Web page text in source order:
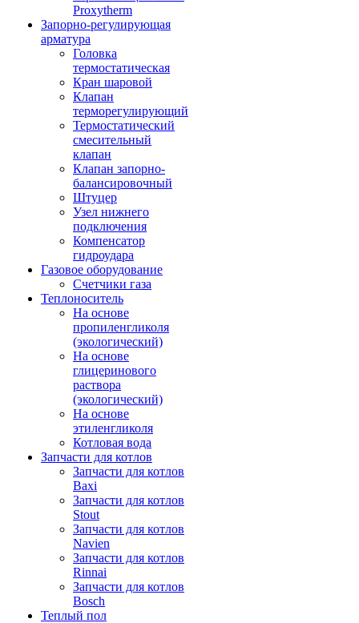
Proxytherm
Запорно-регулирующая
арматура
Головка
термостатическая
Кран шаровой
Клапан
терморегулирующий
Термостатический
смесительный
клапан
Клапан запорно-
балансировочный
Штуцер
Узел нижнего
подключения
Компенсатор
гидроудара
Газовое оборудование
Счетчики газа
Теплоноситель
На основе
пропиленгликоля
(экологический)
На основе
глицеринового
раствора
(экологический)
На основе
этиленгликоля
Котловая вода
Запчасти для котлов
Запчасти для котлов
Baxi
Запчасти для котлов
Stout
Запчасти для котлов
Navien
Запчасти для котлов
Rinnai
Запчасти для котлов
Bosch
Теплый пол